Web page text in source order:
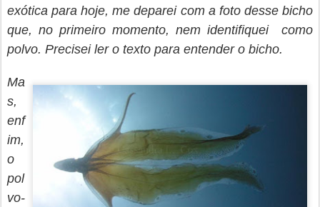
exótica para hoje, me deparei com a foto desse bicho
que, no primeiro momento, nem identifiquei como
polvo. Precisei ler o texto para entender o bicho.
Ma
s,
enf
im,
o
pol
vo-